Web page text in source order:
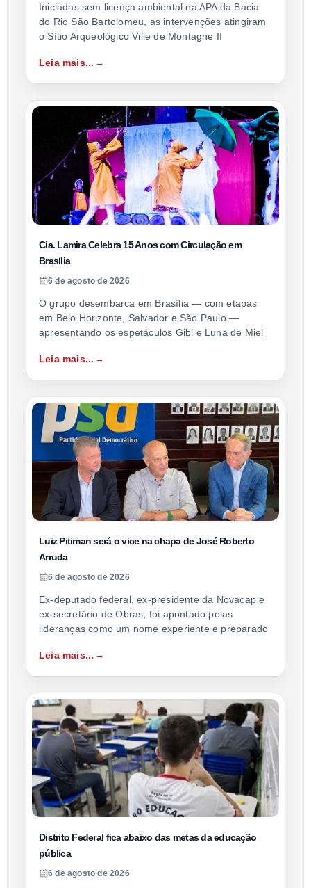
Iniciadas sem licença ambiental na APA da Bacia
do Rio São Bartolomeu, as intervenções atingiram
o Sítio Arqueológico Ville de Montagne II
Leia mais...
Cia. Lamira Celebra 15 Anos com Circulação em
Brasília
6 de agosto de 2026
O grupo desembarca em Brasília — com etapas
em Belo Horizonte, Salvador e São Paulo —
apresentando os espetáculos Gibi e Luna de Miel
Leia mais...
Luiz Pitiman será o vice na chapa de José Roberto
Arruda
6 de agosto de 2026
Ex-deputado federal, ex-presidente da Novacap e
ex-secretário de Obras, foi apontado pelas
lideranças como um nome experiente e preparado
Leia mais...
Distrito Federal fica abaixo das metas da educação
pública
6 de agosto de 2026